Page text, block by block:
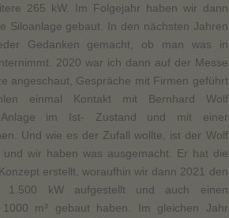
265 kW. Im Folgejahr haben wir dann
Siloanlage gebaut. In den nächsten Jahren
Gedanken gemacht, ob man was in
2020 war ich dann auf der Messe
angeschaut, Gespräche mit Firmen geführt
einmal Kontakt mit Bernhard Wolf
im Ist- Zustand und mit einer
Und wie es der Zufall wollte, ist der Wolf
wir haben was ausgemacht. Er hat die
erstellt, woraufhin wir dann 2021 den
kW aufgestellt und auch einen
1000 m³ gebaut haben. Im gleichen Jahr